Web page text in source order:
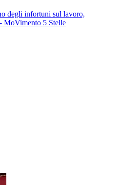
degli infortuni sul lavoro,
MoVimento 5 Stelle